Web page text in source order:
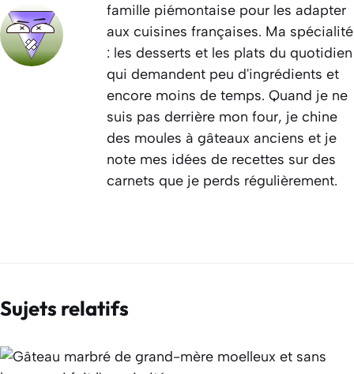
famille piémontaise pour les adapter
aux cuisines françaises. Ma spécialité
: les desserts et les plats du quotidien
qui demandent peu d'ingrédients et
encore moins de temps. Quand je ne
suis pas derrière mon four, je chine
des moules à gâteaux anciens et je
note mes idées de recettes sur des
carnets que je perds régulièrement.
Sujets relatifs